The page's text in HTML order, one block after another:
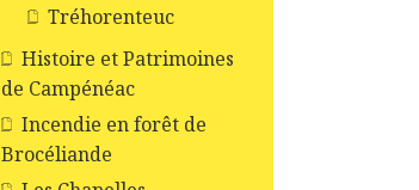
Tréhorenteuc
Histoire et Patrimoines
de Campénéac
Incendie en forêt de
Brocéliande